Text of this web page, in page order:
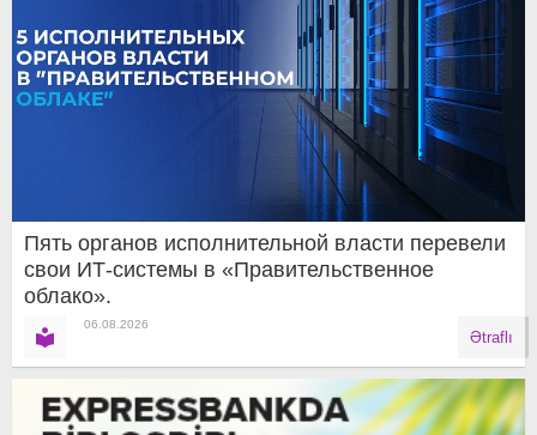
Пять органов исполнительной власти перевели
свои ИТ-системы в «Правительственное
облако».
06.08.2026
Ətraflı